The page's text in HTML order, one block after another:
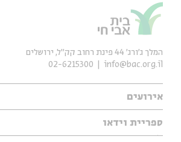
אירועים
עיון
אנגלית
ספריית וידאו
ילדים
המלך ג'ורג' 44 פינת רחוב קק״ל, ירושלים
info@bac.org.il
02-6215300